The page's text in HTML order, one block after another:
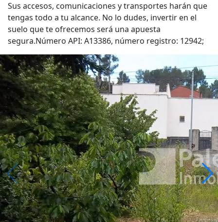
Sus accesos, comunicaciones y transportes harán que
tengas todo a tu alcance. No lo dudes, invertir en el
suelo que te ofrecemos será una apuesta
segura.Número API: A13386, número registro: 12942;